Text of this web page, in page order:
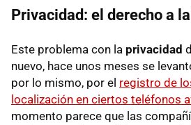
Privacidad: el derecho a
Este problema con la privacidad
nuevo, hace unos meses se
por lo mismo, por el registro de
localización en ciertos teléfonos
momento parece que las